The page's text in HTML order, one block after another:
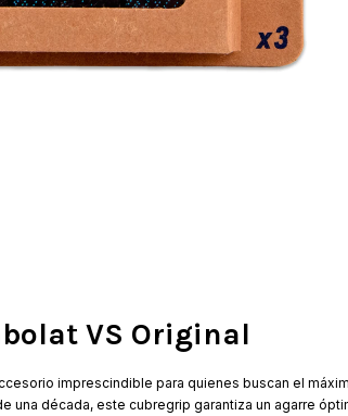
VS Original
imprescindible para quienes buscan el
una década, este cubregrip garantiza un agarre